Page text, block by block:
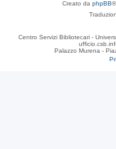
Creato da phpBB
Centro Servizi Bibliotecari -
Palazzo Murena -